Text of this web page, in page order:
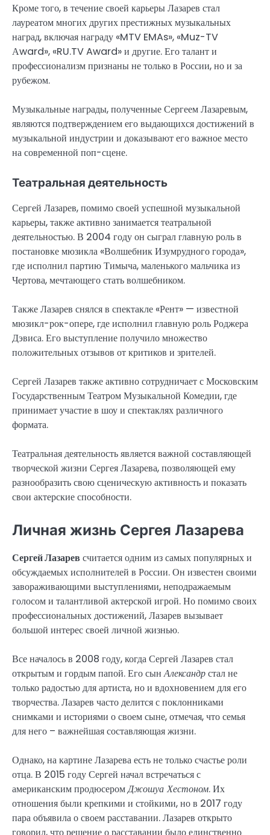
Кроме того, в течение своей карьеры Лазарев стал
лауреатом многих других престижных музыкальных
наград, включая награду «MTV EMAs», «Muz-TV
Аward», «RU.TV Award» и другие. Его талант и
профессионализм признаны не только в России, но и за
рубежом.
Музыкальные награды, полученные Сергеем Лазаревым,
являются подтверждением его выдающихся достижений в
музыкальной индустрии и доказывают его важное место
на современной поп-сцене.
Театральная деятельность
Сергей Лазарев, помимо своей успешной музыкальной
карьеры, также активно занимается театральной
деятельностью. В 2004 году он сыграл главную роль в
постановке мюзикла «Волшебник Изумрудного города»,
где исполнил партию Тимыча, маленького мальчика из
Чертова, мечтающего стать волшебником.
Также Лазарев снялся в спектакле «Рент» — известной
мюзикл-рок-опере, где исполнил главную роль Роджера
Дэвиса. Его выступление получило множество
положительных отзывов от критиков и зрителей.
Сергей Лазарев также активно сотрудничает с Московским
Государственным Театром Музыкальной Комедии, где
принимает участие в шоу и спектаклях различного
формата.
Театральная деятельность является важной составляющей
творческой жизни Сергея Лазарева, позволяющей ему
разнообразить свою сценическую активность и показать
свои актерские способности.
Личная жизнь Сергея Лазарева
Сергей Лазарев считается одним из самых популярных и
обсуждаемых исполнителей в России. Он известен своими
завораживающими выступлениями, неподражаемым
голосом и талантливой актерской игрой. Но помимо своих
профессиональных достижений, Лазарев вызывает
большой интерес своей личной жизнью.
Все началось в 2008 году, когда Сергей Лазарев стал
открытым и гордым папой. Его сынАлександрстал не
только радостью для артиста, но и вдохновением для его
творчества. Лазарев часто делится с поклонниками
снимками и историями о своем сыне, отмечая, что семья
для него – важнейшая составляющая жизни.
Однако, на картине Лазарева есть не только счастье роли
отца. В 2015 году Сергей начал встречаться с
американским продюсеромДжошуа Хестоном. Их
отношения были крепкими и стойкими, но в 2017 году
пара объявила о своем расставании. Лазарев открыто
говорил, что решение о расставании было единственно